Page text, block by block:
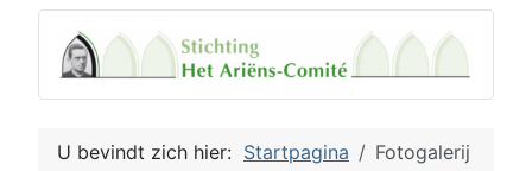
U bevindt zich hier: Startpagina Fotogalerij